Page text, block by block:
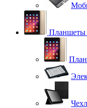
Планшеты